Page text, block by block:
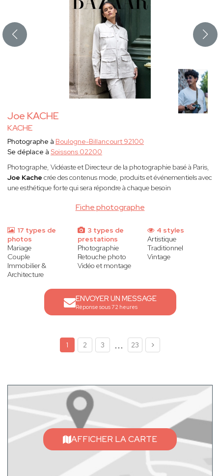
Joe KACHE
KACHE
Fiche photographe
Photographe à Boulogne-Billancourt 92100
Se déplace à Soissons 02200
Photographe, Vidéaste et Directeur de la photographie basé à Paris,
Joe Kache crée des contenus mode, produits et événementiels avec
une esthétique forte qui sera répondre à chaque besoin
17 types de
photos
Mariage
Couple
Immobilier &
Architecture
3 types de
prestations
Photographie
Retouche photo
Vidéo et montage
4 styles
Artistique
Traditionnel
Vintage
ENVOYER UN MESSAGE
Réponse sous 72 heures
1 2 3 ... 23
AFFICHER LA CARTE